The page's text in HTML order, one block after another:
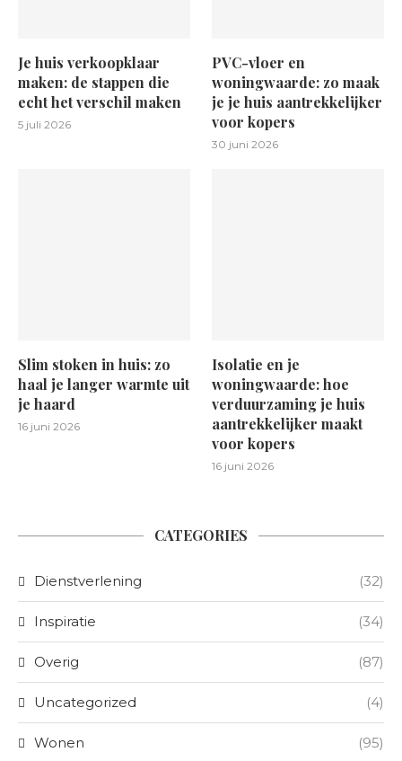
Je huis verkoopklaar
maken: de stappen die
echt het verschil maken
5 juli 2026
PVC-vloer en
woningwaarde: zo maak
je je huis aantrekkelijker
voor kopers
30 juni 2026
Slim stoken in huis: zo
haal je langer warmte uit
je haard
16 juni 2026
Isolatie en je
woningwaarde: hoe
verduurzaming je huis
aantrekkelijker maakt
voor kopers
16 juni 2026
CATEGORIES
Dienstverlening (32)
Inspiratie (34)
Overig (87)
Uncategorized (4)
Wonen (95)